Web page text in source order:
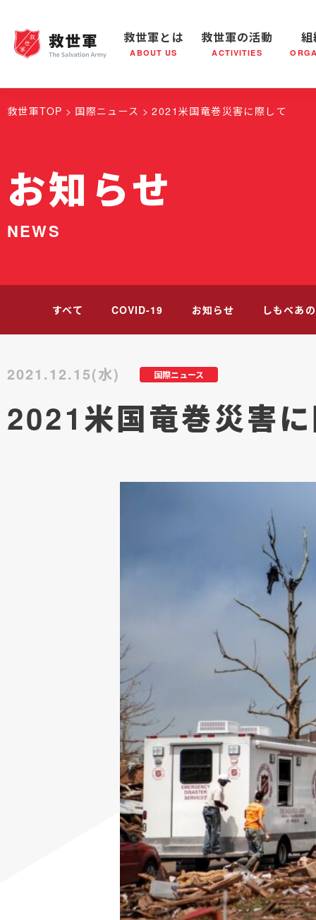
救世軍とは
ABOUT US
救世軍とは 世界が抱えている社会問題 救世軍
救世軍の活動
ACTIVITIES
救世軍の活動 社会鍋
組織概要
救世軍TOP 国際ニュース 2021米国竜巻災害に際して
お知らせ
NEWS
すべて COVID-19 お知らせ しもべあ
国際ニュース
2021.12.15(水)
2021米国竜巻災害